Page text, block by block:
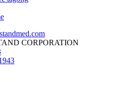
CORPORATION